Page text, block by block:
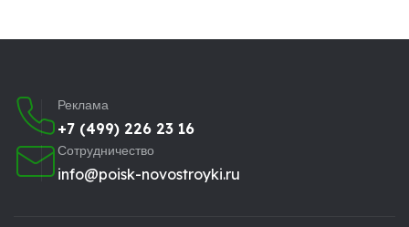
Реклама
+7 (499) 226 23 16
Сотрудничество
info@poisk-novostroyki.ru